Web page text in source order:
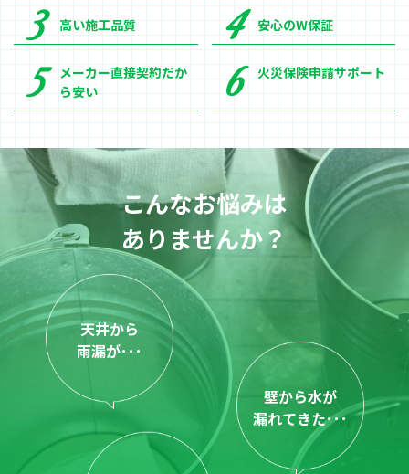
高い施工品質 安心のW保証
メーカー直接契約だか
ら安い
火災保険申請サポート
こんなお悩みは
ありませんか？
天井から
雨漏が･･･
壁から水が
漏れてきた･･･